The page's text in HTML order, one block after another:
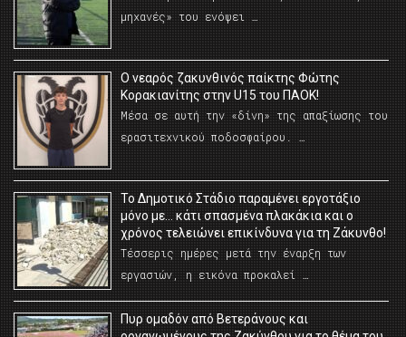
μηχανές» του ενόψει …
O νεαρός ζακυνθινός παίκτης Φώτης
Κορακιανίτης στην U15 του ΠΑΟΚ!
Μέσα σε αυτή την «δίνη» της απαξίωσης του
ερασιτεχνικού ποδοσφαίρου. …
Το Δημοτικό Στάδιο παραμένει εργοτάξιο
μόνο με… κάτι σπασμένα πλακάκια και ο
χρόνος τελειώνει επικίνδυνα για τη Ζάκυνθο!
Τέσσερις ημέρες μετά την έναρξη των
εργασιών, η εικόνα προκαλεί …
Πυρ ομαδόν από Βετεράνους και